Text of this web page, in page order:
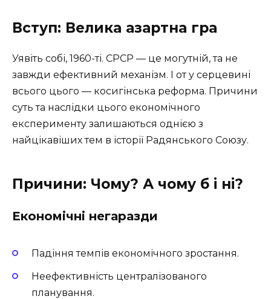
Вступ: Велика азартна гра
Уявіть собі, 1960-ті. СРСР — це могутній, та не
завжди ефективний механізм. І от у серцевині
всього цього — косигінська реформа. Причини
суть та наслідки цього економічного
експерименту залишаються однією з
найцікавіших тем в історії Радянського Союзу.
Причини: Чому? А чому б і ні?
Економічні негаразди
Падіння темпів економічного зростання.
Неефективність централізованого
планування.